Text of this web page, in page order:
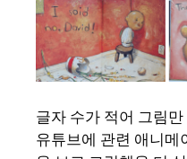
글자 수가 적어 그림
유튜브에 관련 애니메